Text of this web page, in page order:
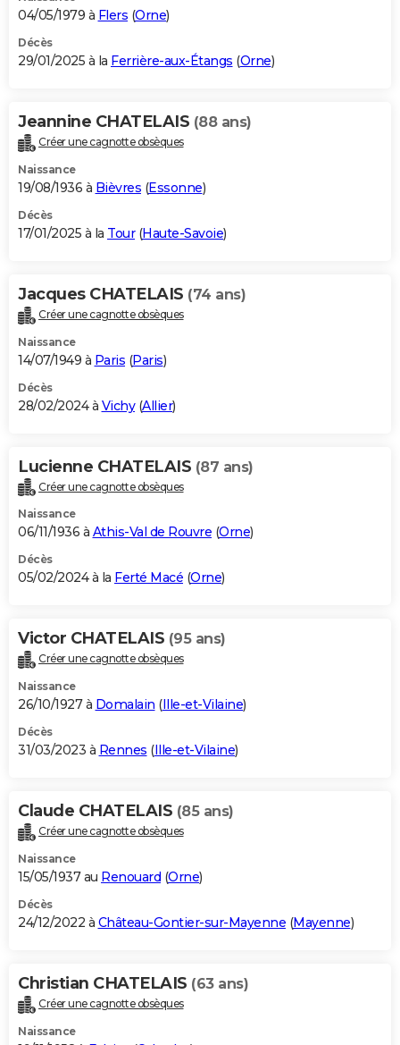
04/05/1979 à Flers (Orne)
Décès
29/01/2025 à la Ferrière-aux-Étangs (Orne)
Jeannine CHATELAIS (88 ans)
Créer une cagnotte obsèques
Naissance
19/08/1936 à Bièvres (Essonne)
Décès
17/01/2025 à la Tour(Haute-Savoie)
Jacques CHATELAIS (74 ans)
Créer une cagnotte obsèques
Naissance
14/07/1949 à Paris (Paris)
Décès
28/02/2024 à Vichy(Allier)
Lucienne CHATELAIS (87 ans)
Créer une cagnotte obsèques
Naissance
06/11/1936 à Athis-Val de Rouvre (Orne)
Décès
05/02/2024 à la Ferté Macé (Orne)
Victor CHATELAIS (95 ans)
Créer une cagnotte obsèques
Naissance
26/10/1927 à Domalain (Ille-et-Vilaine)
Décès
31/03/2023 à Rennes (Ille-et-Vilaine)
Claude CHATELAIS (85 ans)
Créer une cagnotte obsèques
Naissance
15/05/1937 au Renouard (Orne)
Décès
24/12/2022 à Château-Gontier-sur-Mayenne (Mayenne)
Christian CHATELAIS (63 ans)
Créer une cagnotte obsèques
Naissance